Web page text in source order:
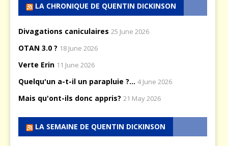
LA CHRONIQUE DE QUENTIN DICKINSON
Divagations caniculaires 25 June 2026
OTAN 3.0 ? 18 June 2026
Verte Erin 11 June 2026
Quelqu'un a-t-il un parapluie ?... 4 June 2026
Mais qu'ont-ils donc appris? 21 May 2026
LA SEMAINE DE QUENTIN DICKINSON